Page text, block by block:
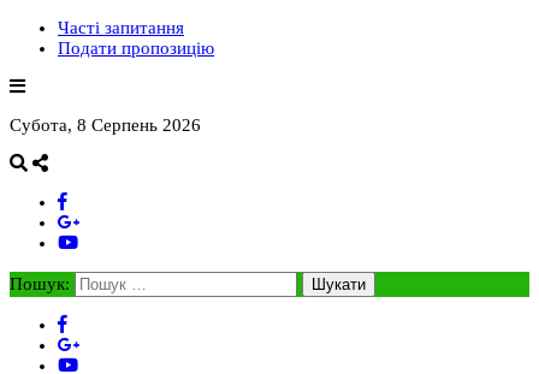
Часті запитання
Подати пропозицію
Субота, 8 Серпень 2026
Пошук: